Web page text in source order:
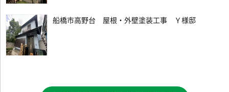
船橋市高野台 屋根・外壁塗装工事 Ｙ様邸